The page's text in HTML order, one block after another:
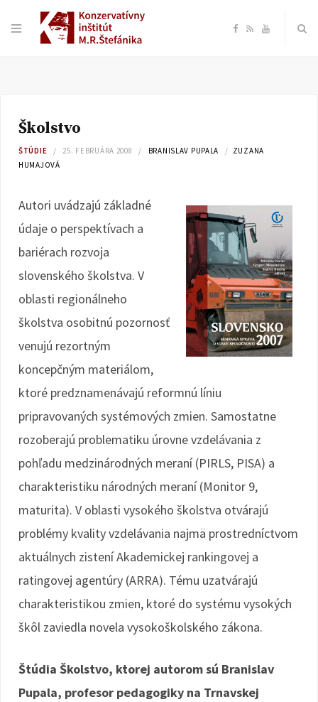
F
o
o
k
R Y
b
Školstvo
ŠTÚDIE 25. FEBRUÁRA 2008 BRANISLAV PUPALA
ZUZANA
HUMAJOVÁ
Autori uvádzajú základné
údaje o perspektívach a
bariérach rozvoja
slovenského školstva. V
oblasti regionálneho
školstva osobitnú pozornosť
venujú rezortným
koncepčným materiálom,
ktoré predznamenávajú reformnú líniu
pripravovaných systémových zmien. Samostatne
rozoberajú problematiku úrovne vzdelávania z
pohľadu medzinárodných meraní (PIRLS, PISA) a
charakteristiku národných meraní (Monitor 9,
maturita). V oblasti vysokého školstva otvárajú
problémy kvality vzdelávania najmä prostredníctvom
aktuálnych zistení Akademickej rankingovej a
ratingovej agentúry (ARRA). Tému uzatvárajú
charakteristikou zmien, ktoré do systému vysokých
škôl zaviedla novela vysokoškolského zákona.
Štúdia Školstvo, ktorej autorom sú Branislav
Pupala, profesor pedagogiky na Trnavskej